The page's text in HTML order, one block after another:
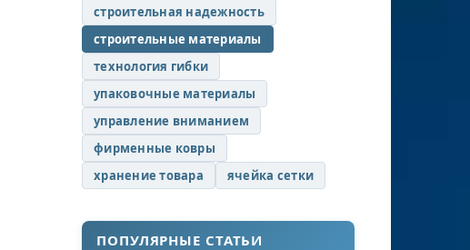
строительная надежность
строительные материалы
технология гибки
упаковочные материалы
управление вниманием
фирменные ковры
хранение товара
ячейка сетки
ПОПУЛЯРНЫЕ СТАТЬИ